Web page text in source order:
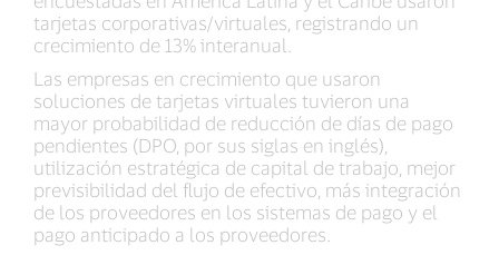
tarjetas corporativas/virtuales, registrando un
crecimiento de 13% interanual.
Las empresas en crecimiento que usaron
soluciones de tarjetas virtuales tuvieron una
mayor probabilidad de reducción de días de pago
pendientes (DPO, por sus siglas en inglés),
utilización estratégica de capital de trabajo, mejor
previsibilidad del flujo de efectivo, más integración
de los proveedores en los sistemas de pago y el
pago anticipado a los proveedores.